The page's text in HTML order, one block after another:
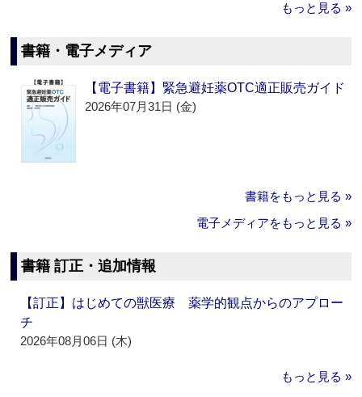
もっと見る »
書籍・電子メディア
【電子書籍】緊急避妊薬OTC適正販売ガイド
2026年07月31日 (金)
書籍をもっと見る »
電子メディアをもっと見る »
書籍 訂正・追加情報
【訂正】はじめての獣医療 薬学的観点からのアプロー
チ
2026年08月06日 (木)
もっと見る »